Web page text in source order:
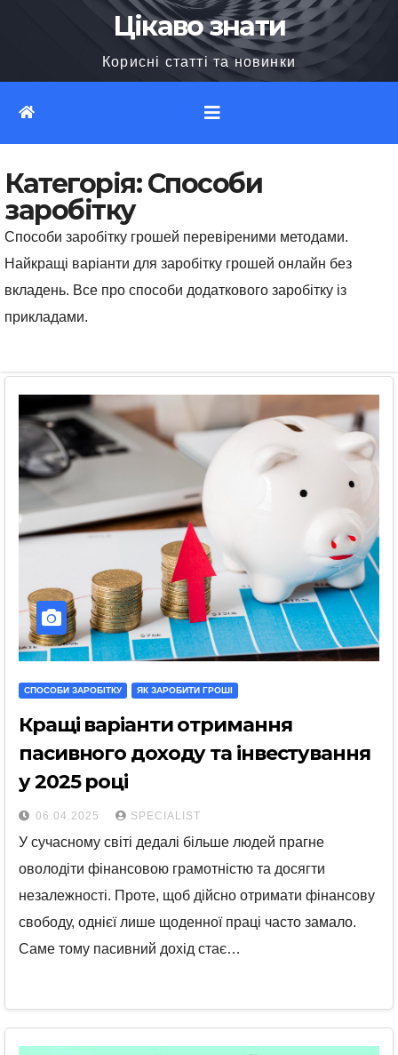
Цікаво знати
Корисні статті та новинки
Категорія:Способи
заробітку
Способи заробітку грошей перевіреними методами.
Найкращі варіанти для заробітку грошей онлайн без
вкладень. Все про способи додаткового заробітку із
прикладами.
СПОСОБИ ЗАРОБІТКУ ЯК ЗАРОБИТИ ГРОШІ
Кращі варіанти отримання
пасивного доходу та інвестування
у 2025 році
06.04.2025 SPECIALIST
У сучасному світі дедалі більше людей прагне
оволодіти фінансовою грамотністю та досягти
незалежності. Проте, щоб дійсно отримати фінансову
свободу, однієї лише щоденної праці часто замало.
Саме тому пасивний дохід стає…